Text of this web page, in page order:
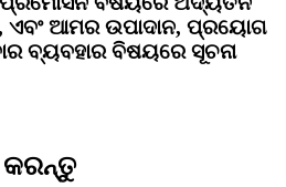
ଏବଂ ଆମର ଉପାଦାନ, ପ୍ରୟୋଗ
ବ୍ୟବହାର ବିଷୟରେ ସୂଚନା